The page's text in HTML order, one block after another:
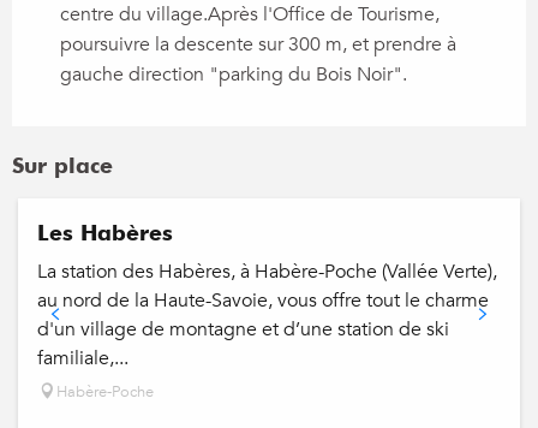
centre du village.Après l'Office de Tourisme,
poursuivre la descente sur 300 m, et prendre à
gauche direction "parking du Bois Noir".
Sur place
Les Habères
La station des Habères, à Habère-Poche (Vallée Verte),
au nord de la Haute-Savoie, vous offre tout le charme
d'un village de montagne et d’une station de ski
familiale,...
Habère-Poche